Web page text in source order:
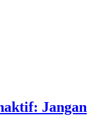
Jangan